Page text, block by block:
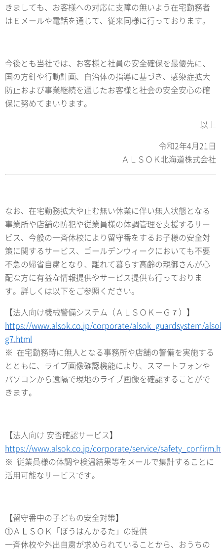
きましても、お客様への対応に支障の無いよう在宅勤務者
はＥメールや電話を通じて、従来同様に行っております。
今後とも当社では、お客様と社員の安全確保を最優先に、
国の方針や行動計画、自治体の指導に基づき、感染症拡大
防止および事業継続を通じたお客様と社会の安全安心の確
保に努めてまいります。
以上
令和2年4月21日
ＡＬＳＯＫ北海道株式会社
なお、在宅勤務拡大や止む無い休業に伴い無人状態となる
事業所や店舗の防犯や従業員様の体調管理を支援するサー
ビス、今般の一斉休校により留守番をするお子様の安全対
策に関するサービス、ゴールデンウィークにおいても不要
不急の帰省自粛となり、離れて暮らす高齢の親御さんが心
配な方に有益な情報提供やサービス提供も行っておりま
す。詳しくは以下をご参照ください。
【法人向け機械警備システム（ＡＬＳＯＫ－Ｇ７）】
https://www.alsok.co.jp/corporate/alsok_guardsystem/
g7.html
※ 在宅勤務時に無人となる事務所や店舗の警備を実施する
とともに、ライブ画像確認機能により、スマートフォンや
パソコンから遠隔で現地のライブ画像を確認することがで
きます。
【法人向け 安否確認サービス】
https://www.alsok.co.jp/corporate/service/
※ 従業員様の体調や検温結果等をメールで集計することに
活用可能なサービスです。
【留守番中の子どもの安全対策】
①ＡＬＳＯＫ「ぼうはんかるた」の提供
一斉休校や外出自粛が求められていることから、おうちの